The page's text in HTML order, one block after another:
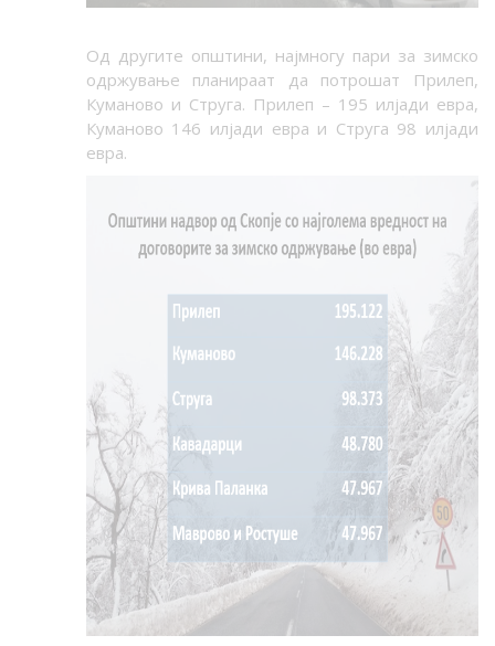
Од другите општини, најмногу пари за зимско
одржување планираат да потрошат Прилеп,
Куманово и Струга. Прилеп – 195 илјади евра,
Куманово 146 илјади евра и Струга 98 илјади
евра.